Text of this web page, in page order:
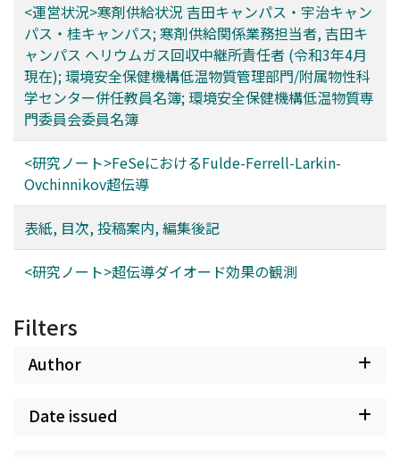
<運営状況>寒剤供給状況 吉田キャンパス・宇治キャン
パス・桂キャンパス; 寒剤供給関係業務担当者, 吉田キ
ャンパス ヘリウムガス回収中継所責任者 (令和3年4月
現在); 環境安全保健機構低温物質管理部門/附属物性科
学センター併任教員名簿; 環境安全保健機構低温物質専
門委員会委員名簿
<研究ノート>FeSeにおけるFulde-Ferrell-Larkin-
Ovchinnikov超伝導
表紙, 目次, 投稿案内, 編集後記
<研究ノート>超伝導ダイオード効果の観測
Filters
Author
Date issued